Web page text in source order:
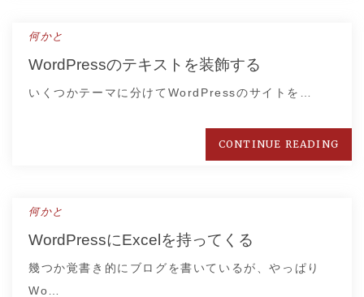
何かと
WordPressのテキストを装飾する
いくつかテーマに分けてWordPressのサイトを…
CONTINUE READING
何かと
WordPressにExcelを持ってくる
幾つか覚書き的にブログを書いているが、やっぱり
Wo…